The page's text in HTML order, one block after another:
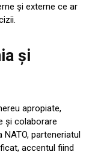
și externe ce ar
și
apropiate,
și colaborare
parteneriatul
accentul fiind